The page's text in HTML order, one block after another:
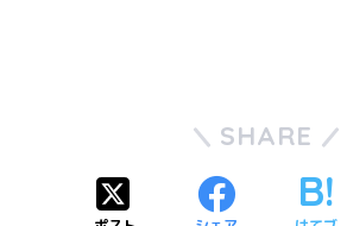
SHARE